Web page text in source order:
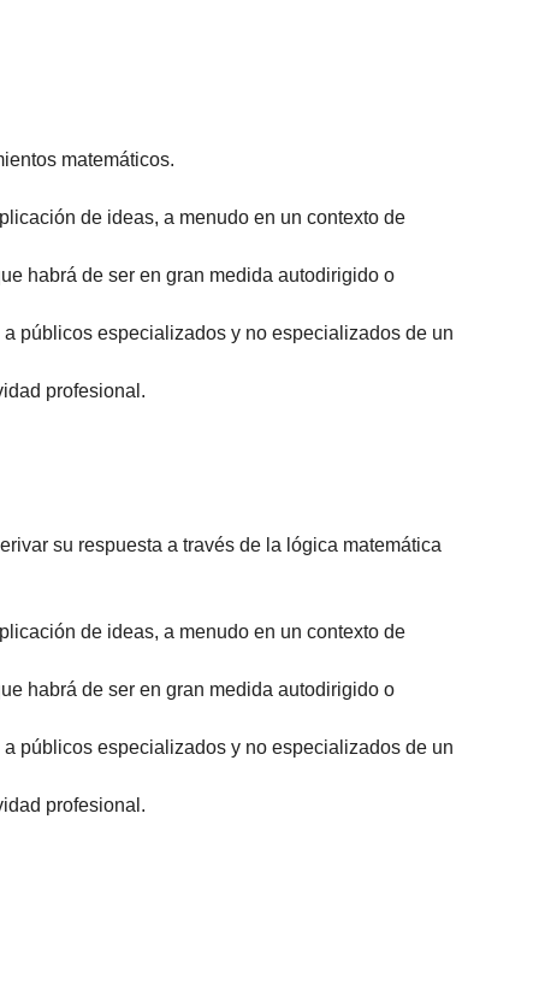
matemáticos.
de ideas, a menudo en un contexto de
habrá de ser en gran medida autodirigido o
públicos especializados y no especializados de un
profesional.
su respuesta a través de la lógica matemática
de ideas, a menudo en un contexto de
habrá de ser en gran medida autodirigido o
públicos especializados y no especializados de un
profesional.